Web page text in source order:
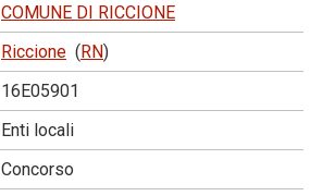
COMUNE DI RICCIONE
Riccione (RN)
16E05901
Enti locali
Concorso